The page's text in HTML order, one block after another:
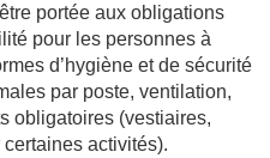
portée aux obligations
pour les personnes à
d’hygiène et de sécurité
par poste, ventilation,
obligatoires (vestiaires,
activités).